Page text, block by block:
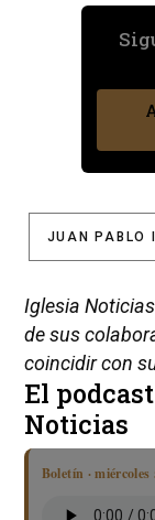
JUAN PABLO
Iglesia
de sus
coincidir con
El
Noticias
Boletín · miércoles